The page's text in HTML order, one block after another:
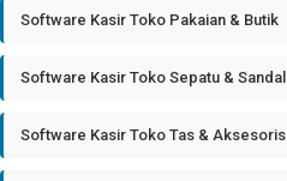
Software Kasir Toko Pakaian & Butik
Software Kasir Toko Sepatu & Sandal
Software Kasir Toko Tas & Aksesoris